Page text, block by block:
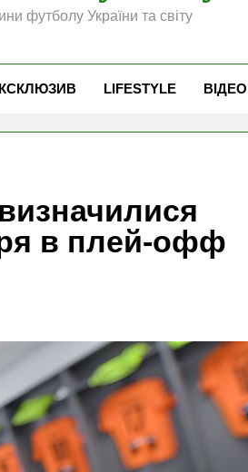
футболу України та світу
LIFESTYLE ВІДЕО
в плей-офф